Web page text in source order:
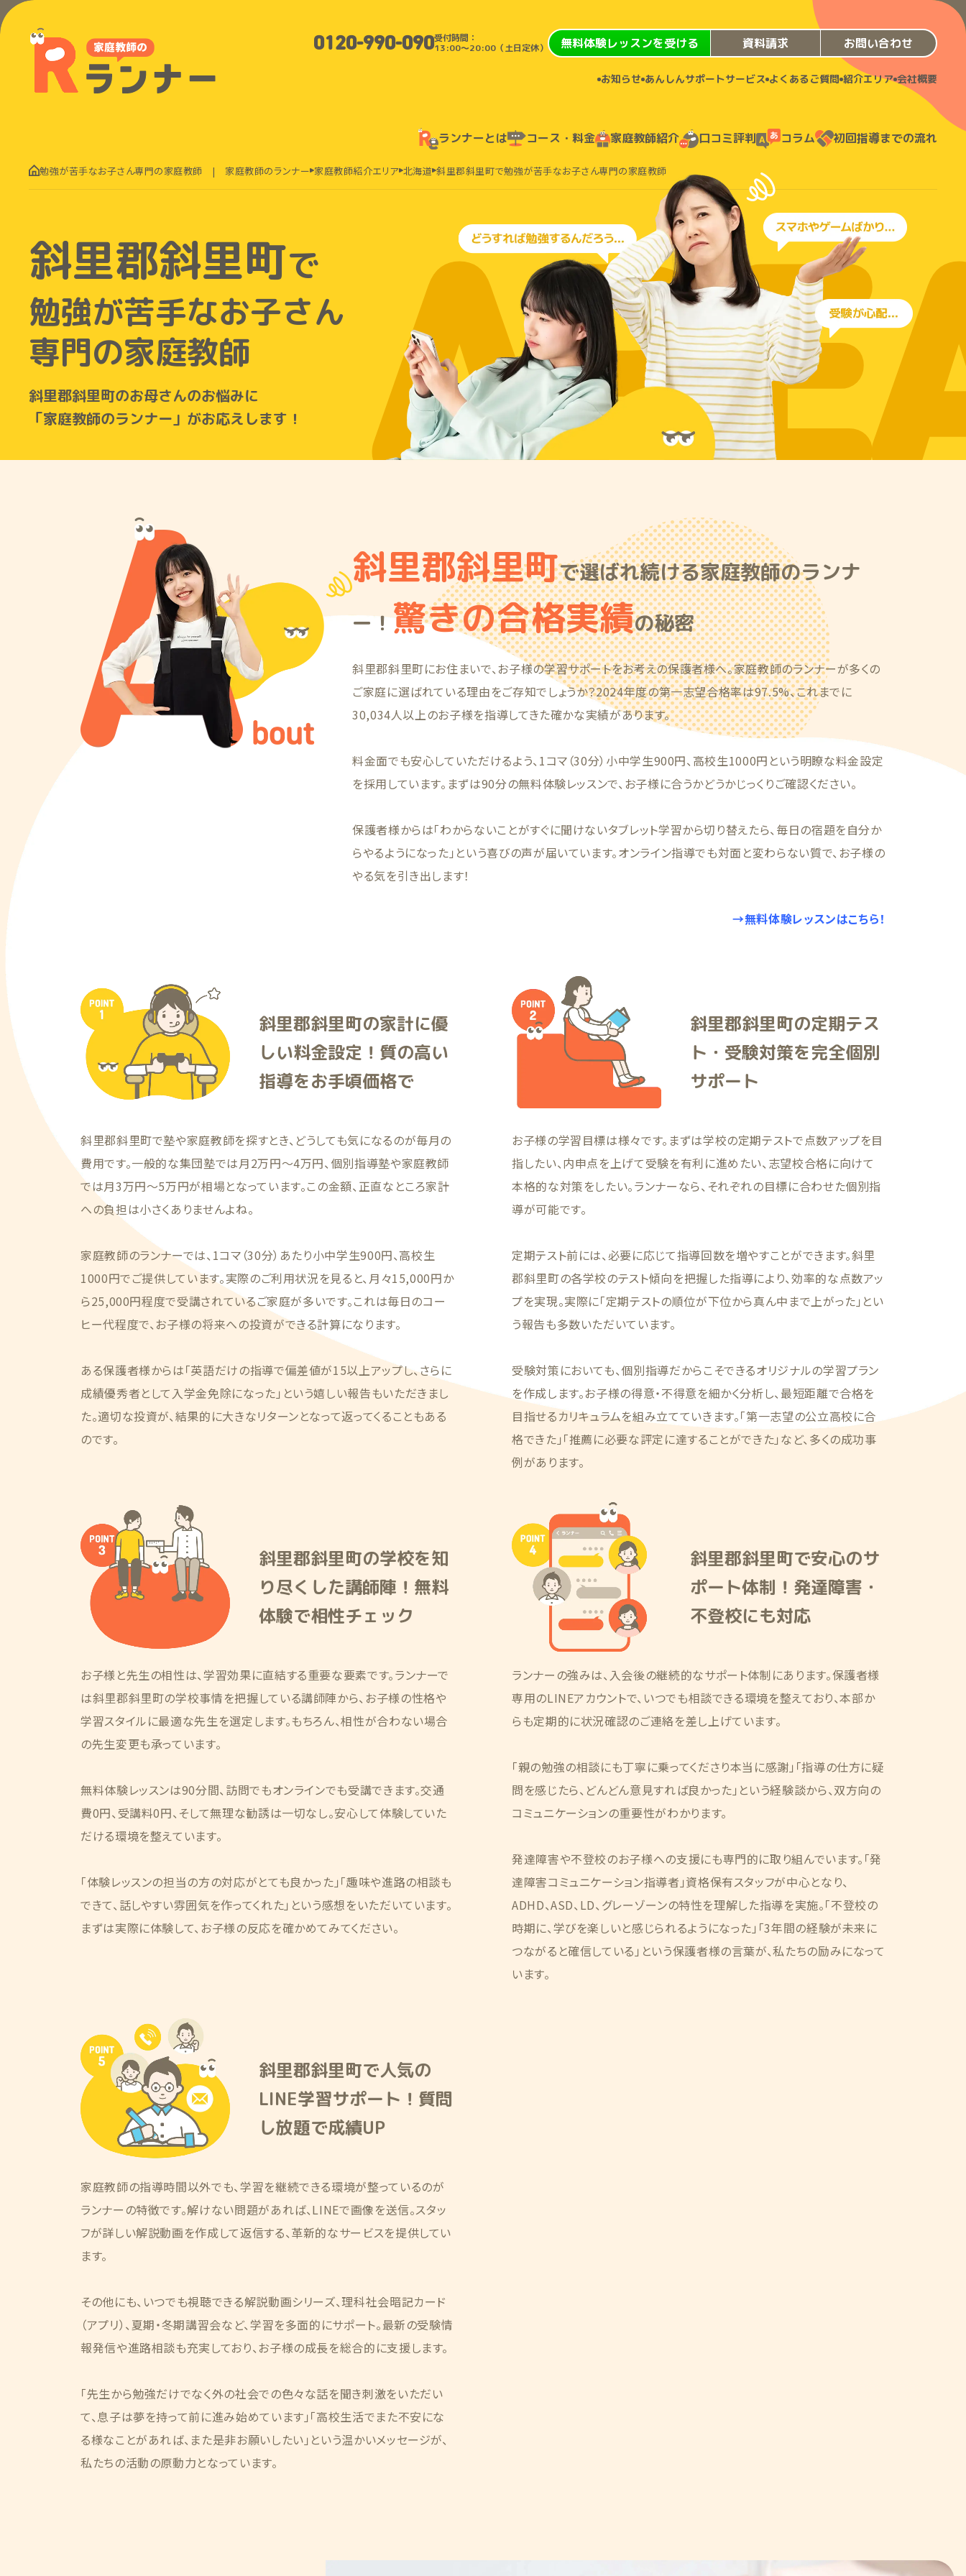
0120-990-090受付時間：
13:00〜20:00（土日定休）
無料体験レッスンを受ける 資料請求 お問い合わせ
お知らせ あんしんサポートサービス よくあるご質問 紹介エリア 会社概要
ランナーとは コース・料金 家庭教師紹介 口コミ評判 コラム 初回指導までの流れ
勉強が苦手なお子さん専門の家庭教師 | 家庭教師のランナー 家庭教師紹介エリア 北海道 斜里郡斜里町で勉強が苦手なお子さん専門の家庭教師
斜里郡斜里町で
勉強が苦手なお子さん
専門の家庭教師
斜里郡斜里町のお母さんのお悩みに
「家庭教師のランナー」がお応えします！
斜里郡斜里町で選ばれ続ける家庭教師のランナ
ー！驚きの合格実績の秘密
斜里郡斜里町にお住まいで、お子様の学習サポートをお考えの保護者様へ。家庭教師のランナーが多くの
ご家庭に選ばれている理由をご存知でしょうか？2024年度の第一志望合格率は97.5%、これまでに
30,034人以上のお子様を指導してきた確かな実績があります。
料金面でも安心していただけるよう、1コマ（30分）小中学生900円、高校生1000円という明瞭な料金設定
を採用しています。まずは90分の無料体験レッスンで、お子様に合うかどうかじっくりご確認ください。
保護者様からは「わからないことがすぐに聞けないタブレット学習から切り替えたら、毎日の宿題を自分か
らやるようになった」という喜びの声が届いています。オンライン指導でも対面と変わらない質で、お子様の
やる気を引き出します！
→無料体験レッスンはこちら！
斜里郡斜里町の家計に優
しい料金設定！質の高い
指導をお手頃価格で
斜里郡斜里町で塾や家庭教師を探すとき、どうしても気になるのが毎月の
費用です。一般的な集団塾では月2万円〜4万円、個別指導塾や家庭教師
では月3万円〜5万円が相場となっています。この金額、正直なところ家計
への負担は小さくありませんよね。
家庭教師のランナーでは、1コマ（30分）あたり小中学生900円、高校生
1000円でご提供しています。実際のご利用状況を見ると、月々15,000円か
ら25,000円程度で受講されているご家庭が多いです。これは毎日のコー
ヒー代程度で、お子様の将来への投資ができる計算になります。
ある保護者様からは「英語だけの指導で偏差値が15以上アップし、さらに
成績優秀者として入学金免除になった」という嬉しい報告もいただきまし
た。適切な投資が、結果的に大きなリターンとなって返ってくることもある
のです。
斜里郡斜里町の定期テス
ト・受験対策を完全個別
サポート
お子様の学習目標は様々です。まずは学校の定期テストで点数アップを目
指したい、内申点を上げて受験を有利に進めたい、志望校合格に向けて
本格的な対策をしたい。ランナーなら、それぞれの目標に合わせた個別指
導が可能です。
定期テスト前には、必要に応じて指導回数を増やすことができます。斜里
郡斜里町の各学校のテスト傾向を把握した指導により、効率的な点数アッ
プを実現。実際に「定期テストの順位が下位から真ん中まで上がった」とい
う報告も多数いただいています。
受験対策においても、個別指導だからこそできるオリジナルの学習プラン
を作成します。お子様の得意・不得意を細かく分析し、最短距離で合格を
目指せるカリキュラムを組み立てていきます。「第一志望の公立高校に合
格できた」「推薦に必要な評定に達することができた」など、多くの成功事
例があります。
斜里郡斜里町の学校を知
り尽くした講師陣！無料
体験で相性チェック
お子様と先生の相性は、学習効果に直結する重要な要素です。ランナーで
は斜里郡斜里町の学校事情を把握している講師陣から、お子様の性格や
学習スタイルに最適な先生を選定します。もちろん、相性が合わない場合
の先生変更も承っています。
無料体験レッスンは90分間、訪問でもオンラインでも受講できます。交通
費0円、受講料0円、そして無理な勧誘は一切なし。安心して体験していた
だける環境を整えています。
「体験レッスンの担当の方の対応がとても良かった」「趣味や進路の相談も
できて、話しやすい雰囲気を作ってくれた」という感想をいただいています。
まずは実際に体験して、お子様の反応を確かめてみてください。
斜里郡斜里町で安心のサ
ポート体制！発達障害・
不登校にも対応
ランナーの強みは、入会後の継続的なサポート体制にあります。保護者様
専用のLINEアカウントで、いつでも相談できる環境を整えており、本部か
らも定期的に状況確認のご連絡を差し上げています。
「親の勉強の相談にも丁寧に乗ってくださり本当に感謝」「指導の仕方に疑
問を感じたら、どんどん意見すれば良かった」という経験談から、双方向の
コミュニケーションの重要性がわかります。
発達障害や不登校のお子様への支援にも専門的に取り組んでいます。「発
達障害コミュニケーション指導者」資格保有スタッフが中心となり、
ADHD、ASD、LD、グレーゾーンの特性を理解した指導を実施。「不登校の
時期に、学びを楽しいと感じられるようになった」「3年間の経験が未来に
つながると確信している」という保護者様の言葉が、私たちの励みになって
います。
斜里郡斜里町で人気の
LINE学習サポート！質問
し放題で成績UP
家庭教師の指導時間以外でも、学習を継続できる環境が整っているのが
ランナーの特徴です。解けない問題があれば、LINEで画像を送信。スタッ
フが詳しい解説動画を作成して返信する、革新的なサービスを提供してい
ます。
その他にも、いつでも視聴できる解説動画シリーズ、理科社会暗記カード
（アプリ）、夏期・冬期講習会など、学習を多面的にサポート。最新の受験情
報発信や進路相談も充実しており、お子様の成長を総合的に支援します。
「先生から勉強だけでなく外の社会での色々な話を聞き刺激をいただい
て、息子は夢を持って前に進み始めています」「高校生活でまた不安にな
る様なことがあれば、また是非お願いしたい」という温かいメッセージが、
私たちの活動の原動力となっています。